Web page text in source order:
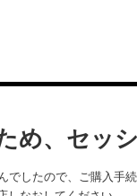
め、セッ
したので、ご購入手